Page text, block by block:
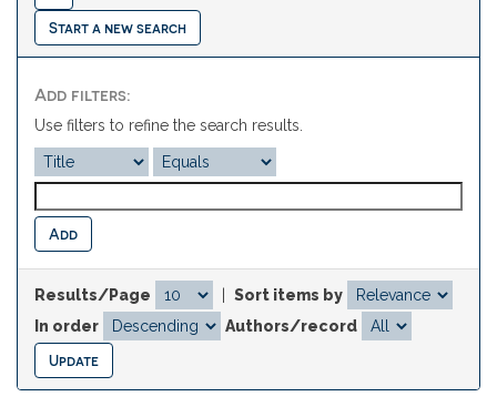
Start a new search
Add filters:
Use filters to refine the search results.
Results/Page
Sort items by
In order
Authors/record